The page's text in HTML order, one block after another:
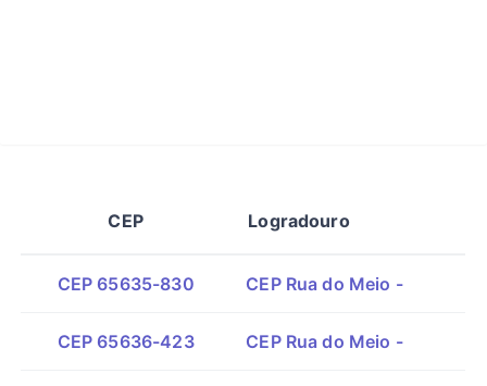
CEP Logradouro
CEP 65635-830 CEP Rua do Meio -
CEP 65636-423 CEP Rua do Meio -